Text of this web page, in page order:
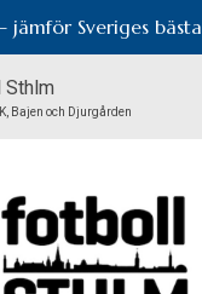
jämför Sveriges
Sthlm
Bajen och Djurgården